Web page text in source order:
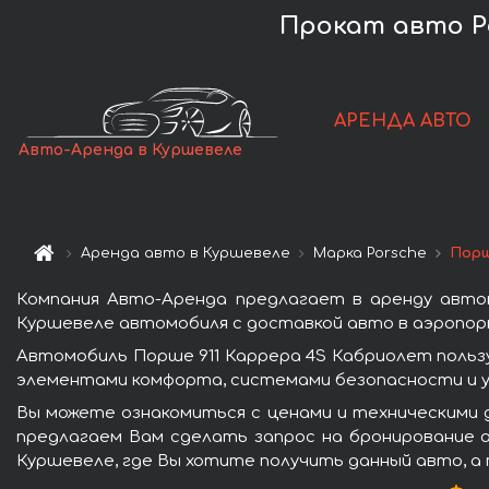
Прокат авто
Авто-Аренда в Куршевеле
АРЕНДА АВТО
Аренда авто в Куршевеле Марка Porsche
Компания Авто-Аренда предлагает в аренду
Куршевеле автомобиля с доставкой авто в
Автомобиль Порше 911 Каррера 4S Кабриолет
элементами комфорта, системами безопасности и
Вы можете ознакомиться с ценами и
предлагаем Вам сделать запрос на
Куршевеле, где Вы хотите получить данный авто,